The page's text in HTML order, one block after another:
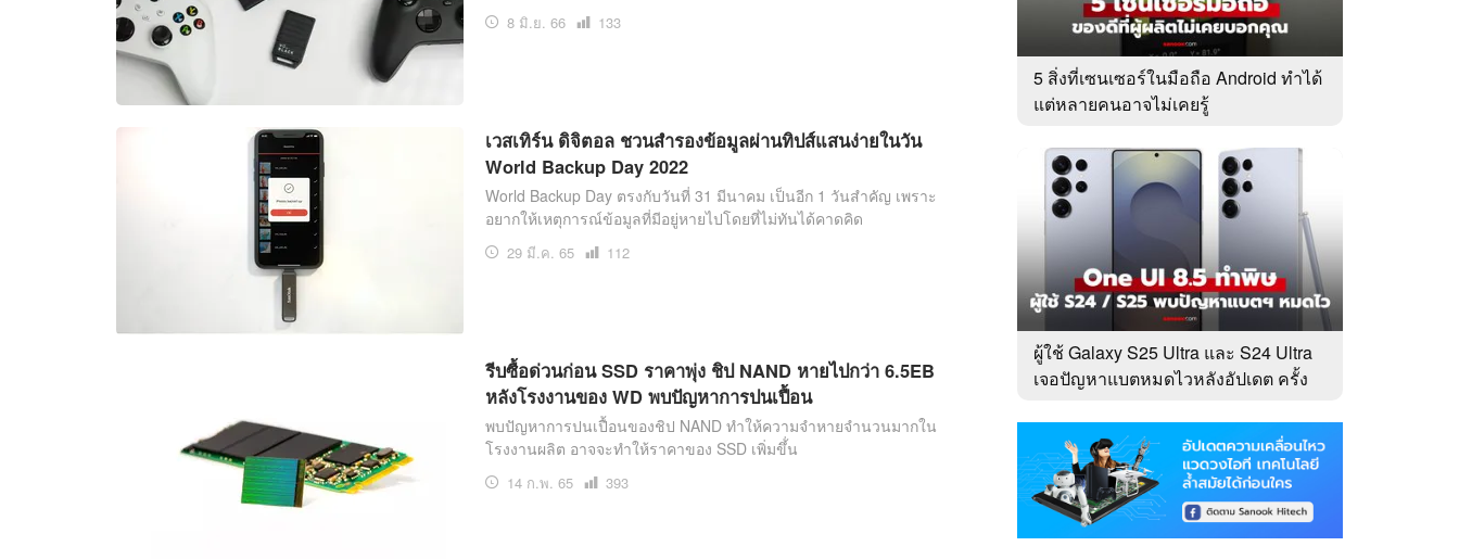
8 มิ.ย. 66
เปิด
133
เวสเทิร์น ดิจิตอล ชวนสำรองข้อมูลผ่านทิปส์แสนง่ายในวัน
World Backup Day 2022
World Backup Day ตรงกับวันที่ 31 มีนาคม เป็นอีก 1 วันสำคัญ เพราะ
อยากให้เหตุการณ์ข้อมูลที่มีอยู่หายไปโดยที่ไม่ทันได้คาดคิด
29 มี.ค. 65
เปิด
112
รีบซื้อด่วนก่อน SSD ราคาพุ่ง ชิป NAND หายไปกว่า 6.5EB
หลังโรงงานของ WD พบปัญหาการปนเปื้อน
พบปัญหาการปนเปื้อนของชิป NAND ทำให้ความจำหายจำนวนมากใน
โรงงานผลิต อาจจะทำให้ราคาของ SSD เพิ่มขึ้่น
14 ก.พ. 65
เปิด
393
5 สิ่งที่เซนเซอร์ในมือถือ Android ทำได้
แต่หลายคนอาจไม่เคยรู้
ผู้ใช้ Galaxy S25 Ultra และ S24 Ultra
เจอปัญหาแบตหมดไวหลังอัปเดต ครั้ง